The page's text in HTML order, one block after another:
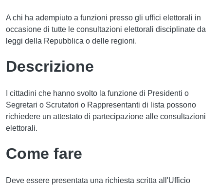
A chi ha adempiuto a funzioni presso gli uffici elettorali in
occasione di tutte le consultazioni elettorali disciplinate da
leggi della Repubblica o delle regioni.
Descrizione
I cittadini che hanno svolto la funzione di Presidenti o
Segretari o Scrutatori o Rappresentanti di lista possono
richiedere un attestato di partecipazione alle consultazioni
elettorali.
Come fare
Deve essere presentata una richiesta scritta all'Ufficio